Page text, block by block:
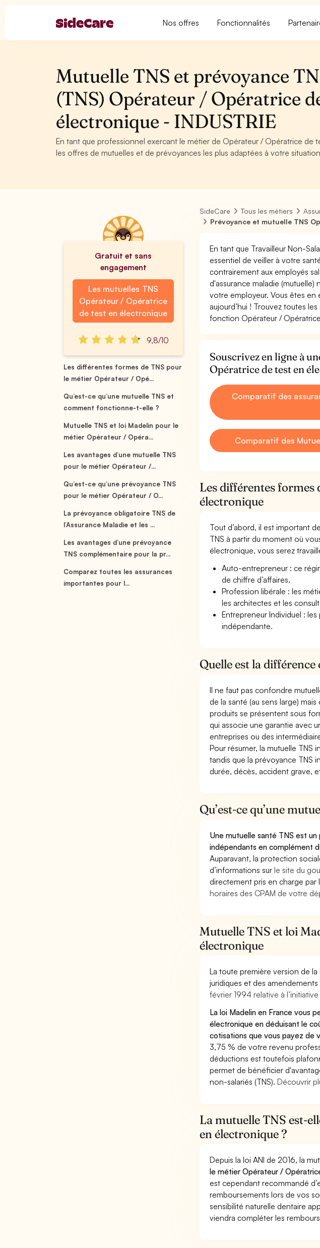
Nos offres Fonctionnalités
Mutuelle TNS et prévoyance
(TNS) Opérateur / Opératrice
électronique - INDUSTRIE
En tant que professionnel exercant le métier de Opérateur / Opératrice de
les offres de mutuelles et de prévoyances les plus adaptées à votre
Gratuit et sans
engagement
Les mutuelles TNS
Opérateur / Opératrice
de test en électronique
9,8/10
Les différentes formes de TNS pour
le métier Opérateur / Opé...
Qu’est-ce qu’une mutuelle TNS et
comment fonctionne-t-elle ?
Mutuelle TNS et loi Madelin pour le
métier Opérateur / Opéra...
Les avantages d’une mutuelle TNS
pour le métier Opérateur /...
Qu’est-ce qu’une prévoyance TNS
pour le métier Opérateur / O...
La prévoyance obligatoire TNS de
l’Assurance Maladie et les ...
Les avantages d’une prévoyance
TNS complémentaire pour la pr...
Comparez toutes les assurances
importantes pour l...
SideCare Tous les métiers
Prévoyance et mutuelle TNS
En tant que Travailleur Non-
essentiel de veiller à votre
contrairement aux employés
d'assurance maladie
votre employeur. Vous êtes
aujourd’hui ! Trouvez toutes
fonction Opérateur /
Souscrivez en ligne à
Opératrice de test en
Comparatif des
Comparatif des
Les différentes formes
électronique
Tout d’abord, il est important
TNS à partir du moment où
électronique, vous serez
Auto-entrepreneur : ce
de chiffre d’affaires.
Profession libérale : les
les architectes et les
Entrepreneur Individuel :
indépendante.
Quelle est la
Il ne faut pas confondre
de la santé (au sens large)
produits se présentent sous
qui associe une garantie avec
entreprises ou des
Pour résumer, la mutuelle
tandis que la prévoyance TNS
durée, décès, accident grave,
Qu’est-ce qu’une
Une mutuelle santé TNS est
indépendants en complément
Auparavant, la protection
d’informations surle site du
directement pris en charge par
horaires des CPAM de votre
Mutuelle TNS et loi
électronique
La toute première version de
juridiques et des
février 1994 relative à
La loi Madelin en France vous
électronique en déduisant le
cotisations que vous payez de
3,75 % de votre revenu
déductions est toutefois
permet de bénéficier
non-salariés (TNS).Découvrir
La mutuelle TNS est-
en électronique ?
Depuis la loi ANI de 2016, la
le métier Opérateur /
est cependant recommandé
remboursements lors de vos
sensibilité naturelle dentaire
viendra compléter les